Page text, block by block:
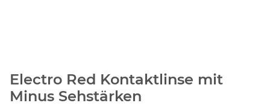
Electro Red Kontaktlinse mit
Minus Sehstärken